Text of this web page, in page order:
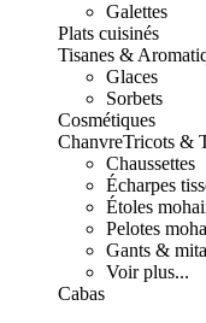
Galettes
Plats cuisinés
Tisanes &
Glaces
Sorbets
Cosmétiques
ChanvreTricots &
Chaussettes
Écharpes
Étoles
Pelotes
Gants &
Voir plus...
Cabas